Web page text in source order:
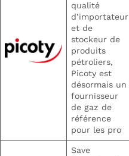
qualité
d’importateur
et de
stockeur de
produits
pétroliers,
Picoty est
désormais un
fournisseur
de gaz de
référence
pour les pro
Save